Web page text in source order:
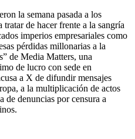
la semana pasada a los
de hacer frente a la sangría
imperios empresariales como
pérdidas millonarias a la
de Media Matters, una
de lucro con sede en
a X de difundir mensajes
a la multiplicación de actos
de denuncias por censura a